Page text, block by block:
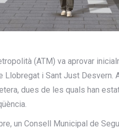
(ATM) va aprovar
Llobregat i Sant Just Desvern.
dues de les quals han
un Consell Municipal de